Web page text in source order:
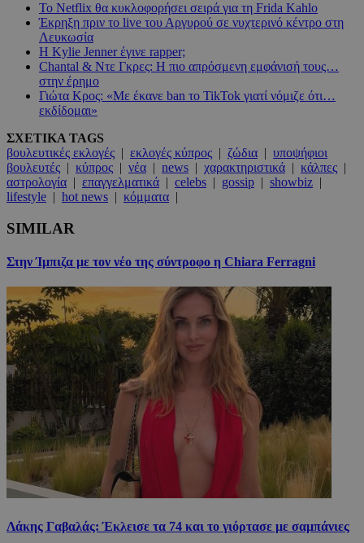
Το Netflix θα κυκλοφορήσει σειρά για τη Frida Kahlo
Έκρηξη πριν το live του Αργυρού σε νυχτερινό κέντρο στη
Λευκωσία
Η Kylie Jenner έγινε rapper;
Chantal & Ντε Γκρες: Η πιο απρόσμενη εμφάνισή τους…
στην έρημο
Γιώτα Κρος: «Με έκανε ban το TikTok γιατί νόμιζε ότι…
εκδίδομαι»
ΣΧΕΤΙΚΑ TAGS
βουλευτικές εκλογές | εκλογές κύπρος | ζώδια | υποψήφιοι
βουλευτές | κύπρος | νέα | news | χαρακτηριστικά | κάλπες |
αστρολογία | επαγγελματικά | celebs | gossip | showbiz |
lifestyle | hot news | κόμματα |
SIMILAR
Στην Ίμπιζα με τον νέο της σύντροφο η Chiara Ferragni
Λάκης Γαβαλάς: Έκλεισε τα 74 και το γιόρτασε με σαμπάνιες